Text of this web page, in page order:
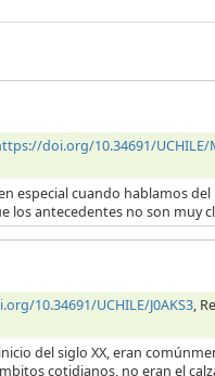
doi.org/10.34691/UCHILE/
especial cuando hablamos
antecedentes no son muy
10.34691/UCHILE/J0AKS3,
del siglo XX, eran
cotidianos, no eran el